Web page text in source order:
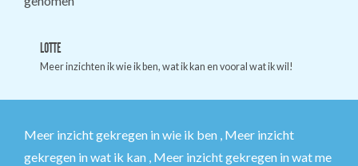
LOTTE
Meer inzichten ik wie ik ben, wat ik kan en vooral wat ik wil!
Meer inzicht gekregen in wie ik ben , Meer inzicht
gekregen in wat ik kan , Meer inzicht gekregen in wat me